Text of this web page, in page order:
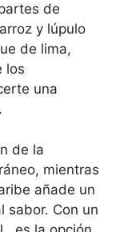
de
y lúpulo
de lima,
los
una
de la
mientras
añade un
sabor. Con un